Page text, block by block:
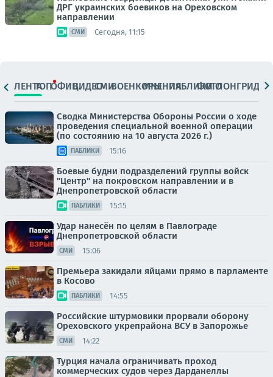
ДРГ украинских боевиков на Ореховском
направлении
СМИ Сегодня, 11:15
ЛЕНТАТОПОФИЦ.ВИДЕОСМИВОЕНКОРЫМНЕНИЯПАБЛИКИ
ФОТОЛОНГРИДЫ
Сводка Министерства Обороны России о ходе
проведения специальной военной операции
(по состоянию на 10 августа 2026 г.)
ПАБЛИКИ 15:16
Боевые будни подразделений группы войск
"Центр" на покровском направлении и в
Днепропетровской области
ПАБЛИКИ 15:15
Удар нанесён по целям в Павлограде
Днепропетровской области
СМИ 15:06
Премьера закидали яйцами прямо в парламенте
в Косово
ПАБЛИКИ 14:55
Российские штурмовики прорвали оборону
Ореховского укрепрайона ВСУ в Запорожье
СМИ 14:22
Турция начала ограничивать проход
коммерческих судов через Дарданеллы